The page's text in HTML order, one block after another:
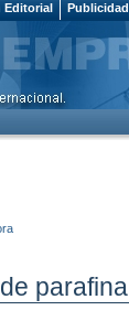
Editorial Publicidad
parafina